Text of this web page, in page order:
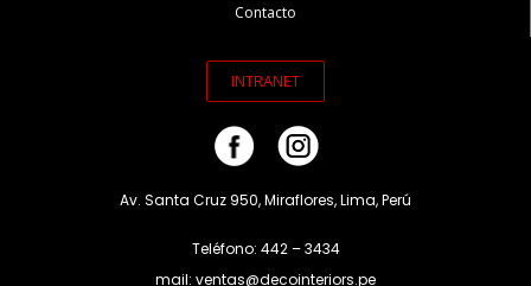
Contacto
INTRANET
Av. Santa Cruz 950, Miraflores, Lima, Perú
Teléfono: 442 – 3434
mail: ventas@decointeriors.pe